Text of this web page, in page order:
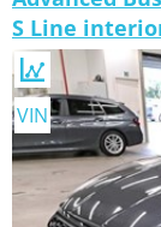
S Line
VIN